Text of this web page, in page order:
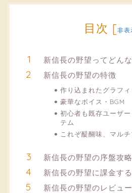
目次 [非表
新信長の野望ってどん
新信長の野望の特徴
作り込まれたグラフィ
豪華なボイス・BGM
初心者も既存ユーザ
テム
これぞ醍醐味、マルチ
新信長の野望の序盤攻
新信長の野望に課金す
新信長の野望のレビュ